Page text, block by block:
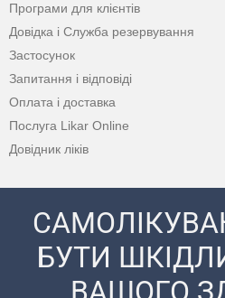
Програми для клієнтів
Довідка і Служба резервування
Застосунок
Запитання і відповіді
Оплата і доставка
Послуга Likar Online
Довідник ліків
БУТИ